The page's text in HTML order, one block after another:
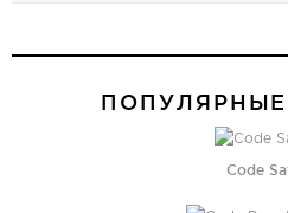
Code